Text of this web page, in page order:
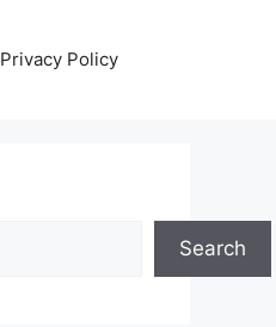
Privacy Policy
Search